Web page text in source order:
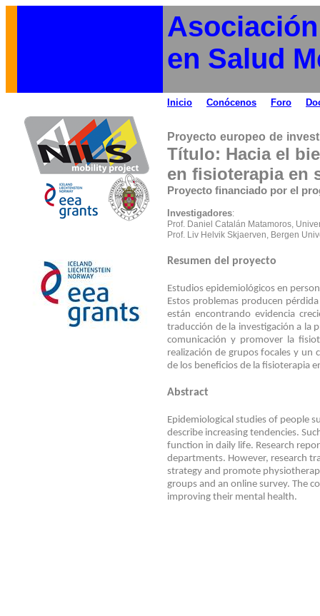
en Salud
Inicio Conócenos Foro
Proyecto europeo de
Título: Hacia el
en fisioterapia en
Proyecto financiado por el
Investigadores:
Prof. Daniel Catalán Matamoros,
Prof. Liv Helvik Skjaerven, Bergen
Resumen del proyecto
Estudios epidemiológicos en
Estos problemas producen
están encontrando evidencia
traducción de la investigación a la
comunicación y promover la
realización de grupos focales y un
de los beneficios de la fisioterapia
Abstract
Epidemiological studies of people
describe increasing tendencies.
function in daily life. Research
departments. However, research
strategy and promote
groups and an online survey. The
improving their mental health.